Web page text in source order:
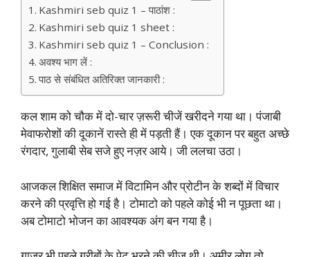
Kashmiri seb quiz 1 – पाठांश :
Kashmiri seb quiz 1 sheet :
Kashmiri seb quiz 1 – Conclusion :
अवश्य भाग लें :
पाठ से संबंधित अतिरिक्त जानकारी :
कल शाम को चौक में दो-चार ज़रूरी चीजें खरीदने गया था। पंजाबी
मेवाफरोशों की दूकानें रास्ते ही में पड़ती हैं। एक दूकान पर बहुत अच्छे
रंगदार, गुलाबी सेब सजे हुए नज़र आये। जी ललचा उठा।
आजकल शिक्षित समाज में विटामिन और प्रोटीन के शब्दों में विचार
करने की प्रवृत्ति हो गई है। टोमाटो को पहले कोई भी न पूछता था।
अब टोमाटो भोजन का आवश्यक अंग बन गया है।